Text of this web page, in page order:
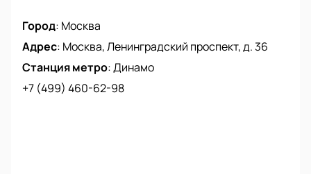
Город: Москва
Адрес: Москва, Ленинградский проспект, д. 36
Станция метро:Динамо
+7 (499) 460-62-98